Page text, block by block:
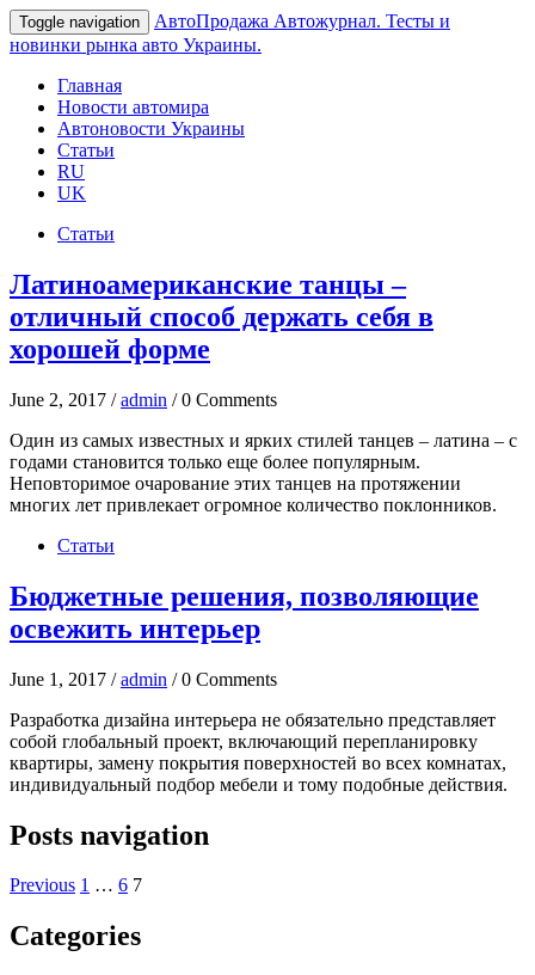
Toggle navigation АвтоПродажа Автожурнал. Тесты и
новинки рынка авто Украины.
Главная
Новости автомира
Автоновости Украины
Статьи
RU
UK
Статьи
Латиноамериканские танцы –
отличный способ держать себя в
хорошей форме
June 2, 2017 /admin / 0 Comments
Один из самых известных и ярких стилей танцев – латина – с
годами становится только еще более популярным.
Неповторимое очарование этих танцев на протяжении
многих лет привлекает огромное количество поклонников.
Статьи
Бюджетные решения, позволяющие
освежить интерьер
June 1, 2017 /admin / 0 Comments
Разработка дизайна интерьера не обязательно представляет
собой глобальный проект, включающий перепланировку
квартиры, замену покрытия поверхностей во всех комнатах,
индивидуальный подбор мебели и тому подобные действия.
Posts navigation
Previous 1 … 6 7
Categories